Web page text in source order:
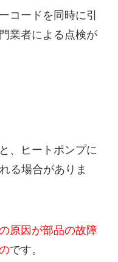
コードを同時に引
業者による点検が
、ヒートポンプに
る場合がありま
原因が部品の故障
です。